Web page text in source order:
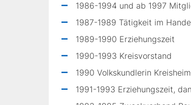
1986-1994 und ab 1997
1987-1989 Tätigkeit im
1989-1990 Erziehungszeit
1990-1993 Kreisvorstand
1990 Volkskundlerin
1991-1993 Erziehungszeit,